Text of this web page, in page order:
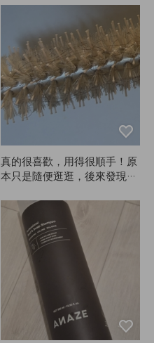
類的產品總覺得會噴到臉上，
還有一種當天一定要洗頭的感
覺，覺得有點麻煩就懶得用了
🤭🤭🤭 效果真的如廣告所說，
定型力很好👍👍
真的很喜歡，用得很順手！原
本只是隨便逛逛，後來發現自
次買了ANAZE的大號和小號
刷子，分別給長髮、側髮和瀏
海用。導熱效果很好，冷卻也
快，成套擺在一起也很好看，
非常滿意。我大概已經用了兩
年了，現在才來寫評論，依然
用得很順手。這種刷子多少會
有點打結，但整體來說還是很
好用。不知道為什麼要寫這麼
長的評論，哈哈，不過產品真